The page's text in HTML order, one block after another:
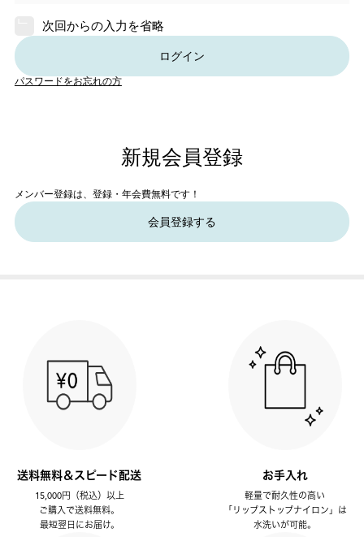
次回からの入力を省略
ログイン
パスワードをお忘れの方
新規会員登録
メンバー登録は、登録・年会費無料です！
会員登録する
送料無料＆スピード配送
15,000円（税込）以上
ご購入で送料無料。
最短翌日にお届け。
お手入れ
軽量で耐久性の高い
「リップストップナイロン」は
水洗いが可能。